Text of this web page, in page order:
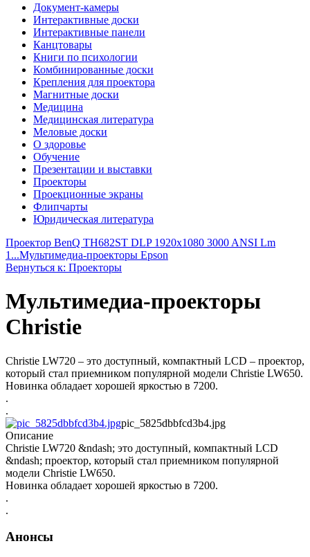
Документ-камеры
Интерактивные доски
Интерактивные панели
Канцтовары
Книги по психологии
Комбинированные доски
Крепления для проектора
Магнитные доски
Медицина
Медицинская литература
Меловые доски
О здоровье
Обучение
Презентации и выставки
Проекторы
Проекционные экраны
Флипчарты
Юридическая литература
Проектор BenQ TH682ST DLP 1920x1080 3000 ANSI Lm
1...Мультимедиа-проекторы Epson
Вернуться к: Проекторы
Мультимедиа-проекторы
Christie
Christie LW720 – это доступный, компактный LCD – проектор,
который стал приемником популярной модели Christie LW650.
Новинка обладает хорошей яркостью в 7200.
.
.
pic_5825dbbfcd3b4.jpg
Описание
Christie LW720 &ndash; это доступный, компактный LCD
&ndash; проектор, который стал приемником популярной
модели Christie LW650.
Новинка обладает хорошей яркостью в 7200.
.
.
Анонсы